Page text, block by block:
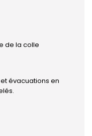
de la colle
évacuations en